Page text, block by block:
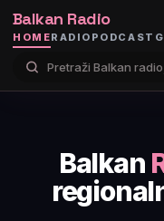
Balkan Radio
HOMERADIO PODCAST
Balkan